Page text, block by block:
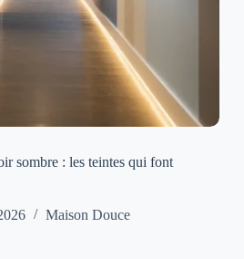
sombre : les teintes qui font
Maison Douce